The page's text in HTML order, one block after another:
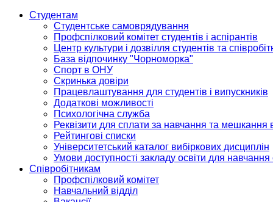
Студентам
Студентське самоврядування
Профспілковий комітет студентів і аспірантів
Центр культури і дозвілля студентів та
База відпочинку "Чорноморка"
Спорт в ОНУ
Скринька довіри
Працевлаштування для студентів і випускників
Додаткові можливості
Психологічна служба
Реквізити для сплати за навчання та мешкання
Рейтингові списки
Університетський каталог вибіркових дисциплін
Умови доступності закладу освіти для
Співробітникам
Профспілковий комітет
Навчальний відділ